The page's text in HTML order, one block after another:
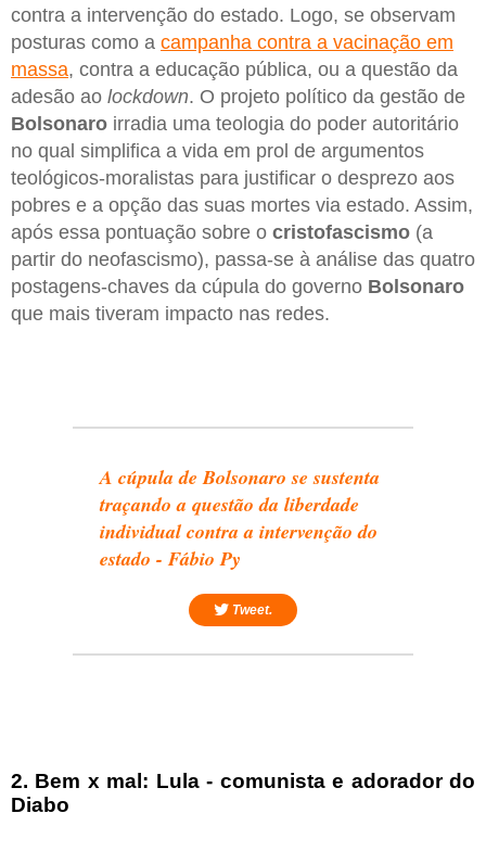
contra a intervenção do estado. Logo, se observam
posturas como a campanha contra a vacinação em
massa, contra a educação pública, ou a questão da
adesão ao lockdown. O projeto político da gestão de
Bolsonaro irradia uma teologia do poder autoritário
no qual simplifica a vida em prol de argumentos
teológicos-moralistas para justificar o desprezo aos
pobres e a opção das suas mortes via estado. Assim,
após essa pontuação sobre o cristofascismo (a
partir do neofascismo), passa-se à análise das quatro
postagens-chaves da cúpula do governo Bolsonaro
que mais tiveram impacto nas redes.
A cúpula de Bolsonaro se sustenta
traçando a questão da liberdade
individual contra a intervenção do
estado - Fábio Py
Tweet.
2. Bem x mal: Lula - comunista e adorador do
Diabo